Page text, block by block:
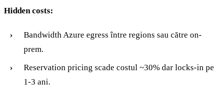
Hidden costs:
Bandwidth Azure egress între regions sau către on-
prem.
Reservation pricing scade costul ~30% dar locks-in pe
1-3 ani.